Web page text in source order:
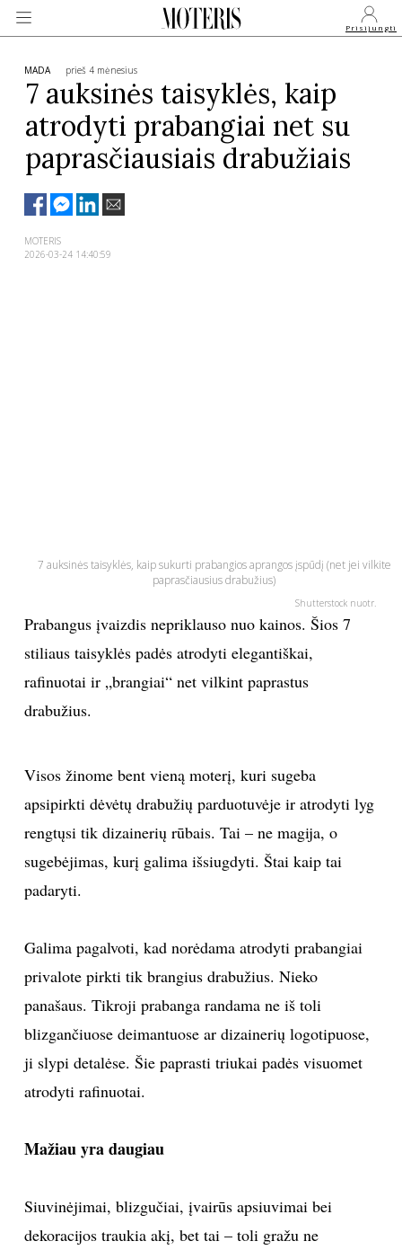
Prisijungti
VEIDAI
KULTŪRA
LAISVALAIKIS
MUZIKA
TEATRAS
SPORTAS
MENAS
ORAI
ĮDOMYBĖS
INTERJERAS
MADA prieš 4 mėnesius
7 auksinės taisyklės, kaip
atrodyti prabangiai net su
paprasčiausiais drabužiais
MOTERIS
2026-03-24 14:40:59
7 auksinės taisyklės, kaip sukurti prabangios aprangos įspūdį (net jei vilkite
paprasčiausius drabužius)
Shutterstock nuotr.
Prabangus įvaizdis nepriklauso nuo kainos. Šios 7
stiliaus taisyklės padės atrodyti elegantiškai,
rafinuotai ir „brangiai“ net vilkint paprastus
drabužius.
Visos žinome bent vieną moterį, kuri sugeba
apsipirkti dėvėtų drabužių parduotuvėje ir atrodyti lyg
rengtųsi tik dizainerių rūbais. Tai – ne magija, o
sugebėjimas, kurį galima išsiugdyti. Štai kaip tai
padaryti.
Galima pagalvoti, kad norėdama atrodyti prabangiai
privalote pirkti tik brangius drabužius. Nieko
panašaus. Tikroji prabanga randama ne iš toli
blizgančiuose deimantuose ar dizainerių logotipuose,
ji slypi detalėse. Šie paprasti triukai padės visuomet
atrodyti rafinuotai.
Mažiau yra daugiau
Siuvinėjimai, blizgučiai, įvairūs apsiuvimai bei
dekoracijos traukia akį, bet tai – toli gražu ne